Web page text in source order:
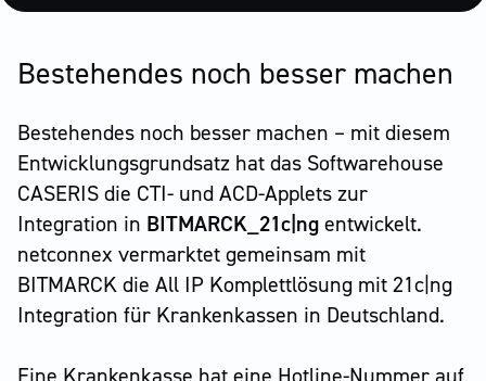
Bestehendes noch besser machen
Bestehendes noch besser machen – mit diesem
Entwicklungsgrundsatz hat das Softwarehouse
CASERIS die CTI- und ACD-Applets zur
Integration in BITMARCK_21c|ngentwickelt.
netconnex vermarktet gemeinsam mit
BITMARCK die All IP Komplettlösung mit 21c|ng
Integration für Krankenkassen in Deutschland.